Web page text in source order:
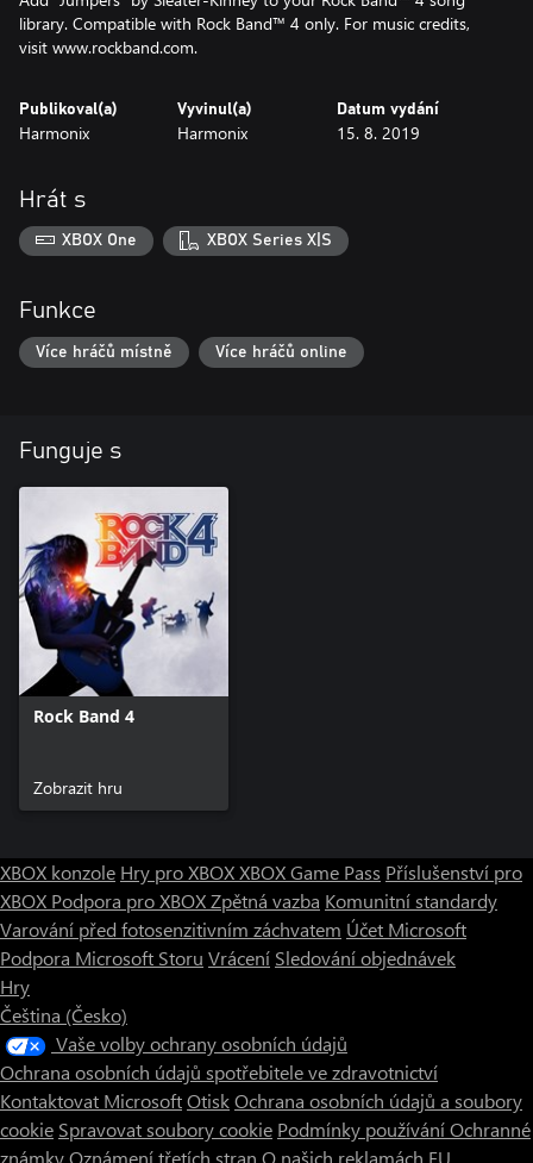
library. Compatible with Rock Band™ 4 only. For music credits,
visit www.rockband.com.
Publikoval(a)
Harmonix
Vyvinul(a)
Harmonix
Datum vydání
15. 8. 2019
Hrát s
XBOX One XBOX Series X|S
Funkce
Více hráčů místně Více hráčů online
Funguje s
Rock Band 4
Zobrazit hru
XBOX konzole Hry pro XBOXXBOX Game Pass Příslušenství pro
XBOX Podpora pro XBOXZpětná vazba Komunitní standardy
Varování před fotosenzitivním záchvatem Účet Microsoft
Podpora Microsoft Storu Vrácení Sledování objednávek
Hry
Čeština (Česko)
Vaše volby ochrany osobních údajů
Ochrana osobních údajů spotřebitele ve zdravotnictví
Kontaktovat MicrosoftOtiskOchrana osobních údajů a soubory
cookie Spravovat soubory cookie Podmínky používáníOchranné
známkyOznámení třetích stran O našich reklamách EU